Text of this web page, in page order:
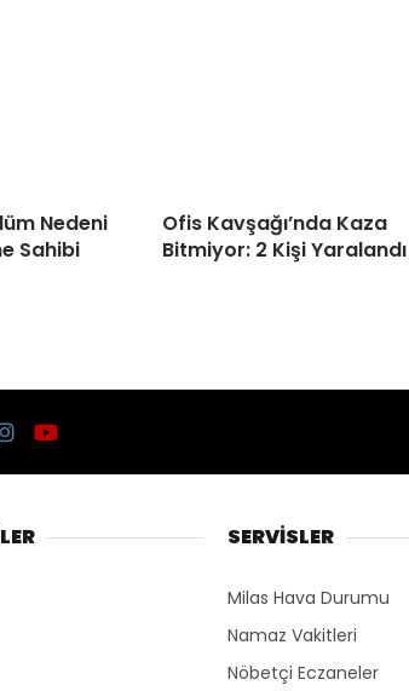
Nedeni
Sahibi
Ofis Kavşağı’nda Kaza
Bitmiyor: 2 Kişi Yaralandı
SERVİSLER
Milas Hava Durumu
Namaz Vakitleri
Nöbetçi Eczaneler